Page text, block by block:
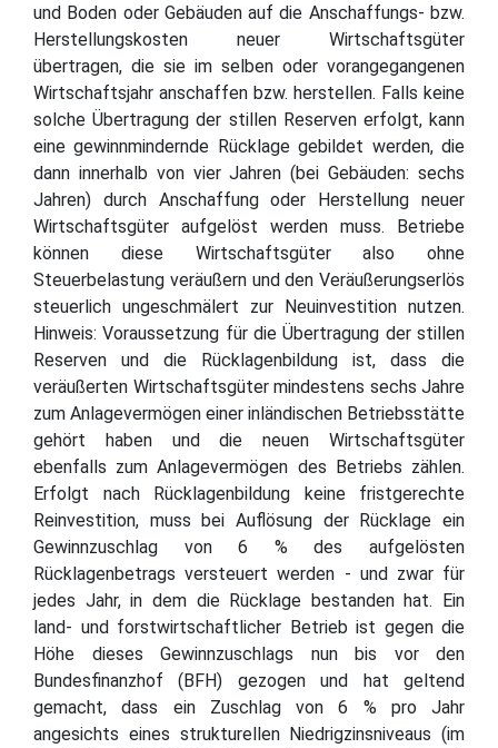
und Boden oder Gebäuden auf die Anschaffungs- bzw.
Herstellungskosten neuer Wirtschaftsgüter
übertragen, die sie im selben oder vorangegangenen
Wirtschaftsjahr anschaffen bzw. herstellen. Falls keine
solche Übertragung der stillen Reserven erfolgt, kann
eine gewinnmindernde Rücklage gebildet werden, die
dann innerhalb von vier Jahren (bei Gebäuden: sechs
Jahren) durch Anschaffung oder Herstellung neuer
Wirtschaftsgüter aufgelöst werden muss. Betriebe
können diese Wirtschaftsgüter also ohne
Steuerbelastung veräußern und den Veräußerungserlös
steuerlich ungeschmälert zur Neuinvestition nutzen.
Hinweis: Voraussetzung für die Übertragung der stillen
Reserven und die Rücklagenbildung ist, dass die
veräußerten Wirtschaftsgüter mindestens sechs Jahre
zum Anlagevermögen einer inländischen Betriebsstätte
gehört haben und die neuen Wirtschaftsgüter
ebenfalls zum Anlagevermögen des Betriebs zählen.
Erfolgt nach Rücklagenbildung keine fristgerechte
Reinvestition, muss bei Auflösung der Rücklage ein
Gewinnzuschlag von 6 % des aufgelösten
Rücklagenbetrags versteuert werden - und zwar für
jedes Jahr, in dem die Rücklage bestanden hat. Ein
land- und forstwirtschaftlicher Betrieb ist gegen die
Höhe dieses Gewinnzuschlags nun bis vor den
Bundesfinanzhof (BFH) gezogen und hat geltend
gemacht, dass ein Zuschlag von 6 % pro Jahr
angesichts eines strukturellen Niedrigzinsniveaus (im